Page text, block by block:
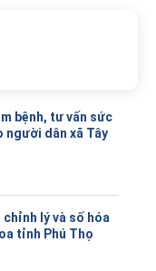
bệnh, tư vấn sức
người dân xã Tây
lý và số hóa
tỉnh Phú Thọ